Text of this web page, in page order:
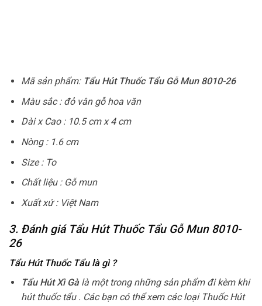
Mã sản phẩm: Tẩu Hút Thuốc Tẩu Gỗ Mun 8010-26
Màu sắc : đỏ vân gỗ hoa văn
Dài x Cao : 10.5 cm x 4 cm
Nòng : 1.6 cm
Size : To
Chất liệu : Gỗ mun
Xuất xứ : Việt Nam
3. Đánh giá Tẩu Hút Thuốc Tẩu Gỗ Mun 8010-
26
Tẩu Hút Thuốc Tẩu là gì ?
Tẩu Hút Xì Gàlà một trong những sản phẩm đi kèm khi
hút thuốc tẩu . Các bạn có thể xem các loại Thuốc Hút